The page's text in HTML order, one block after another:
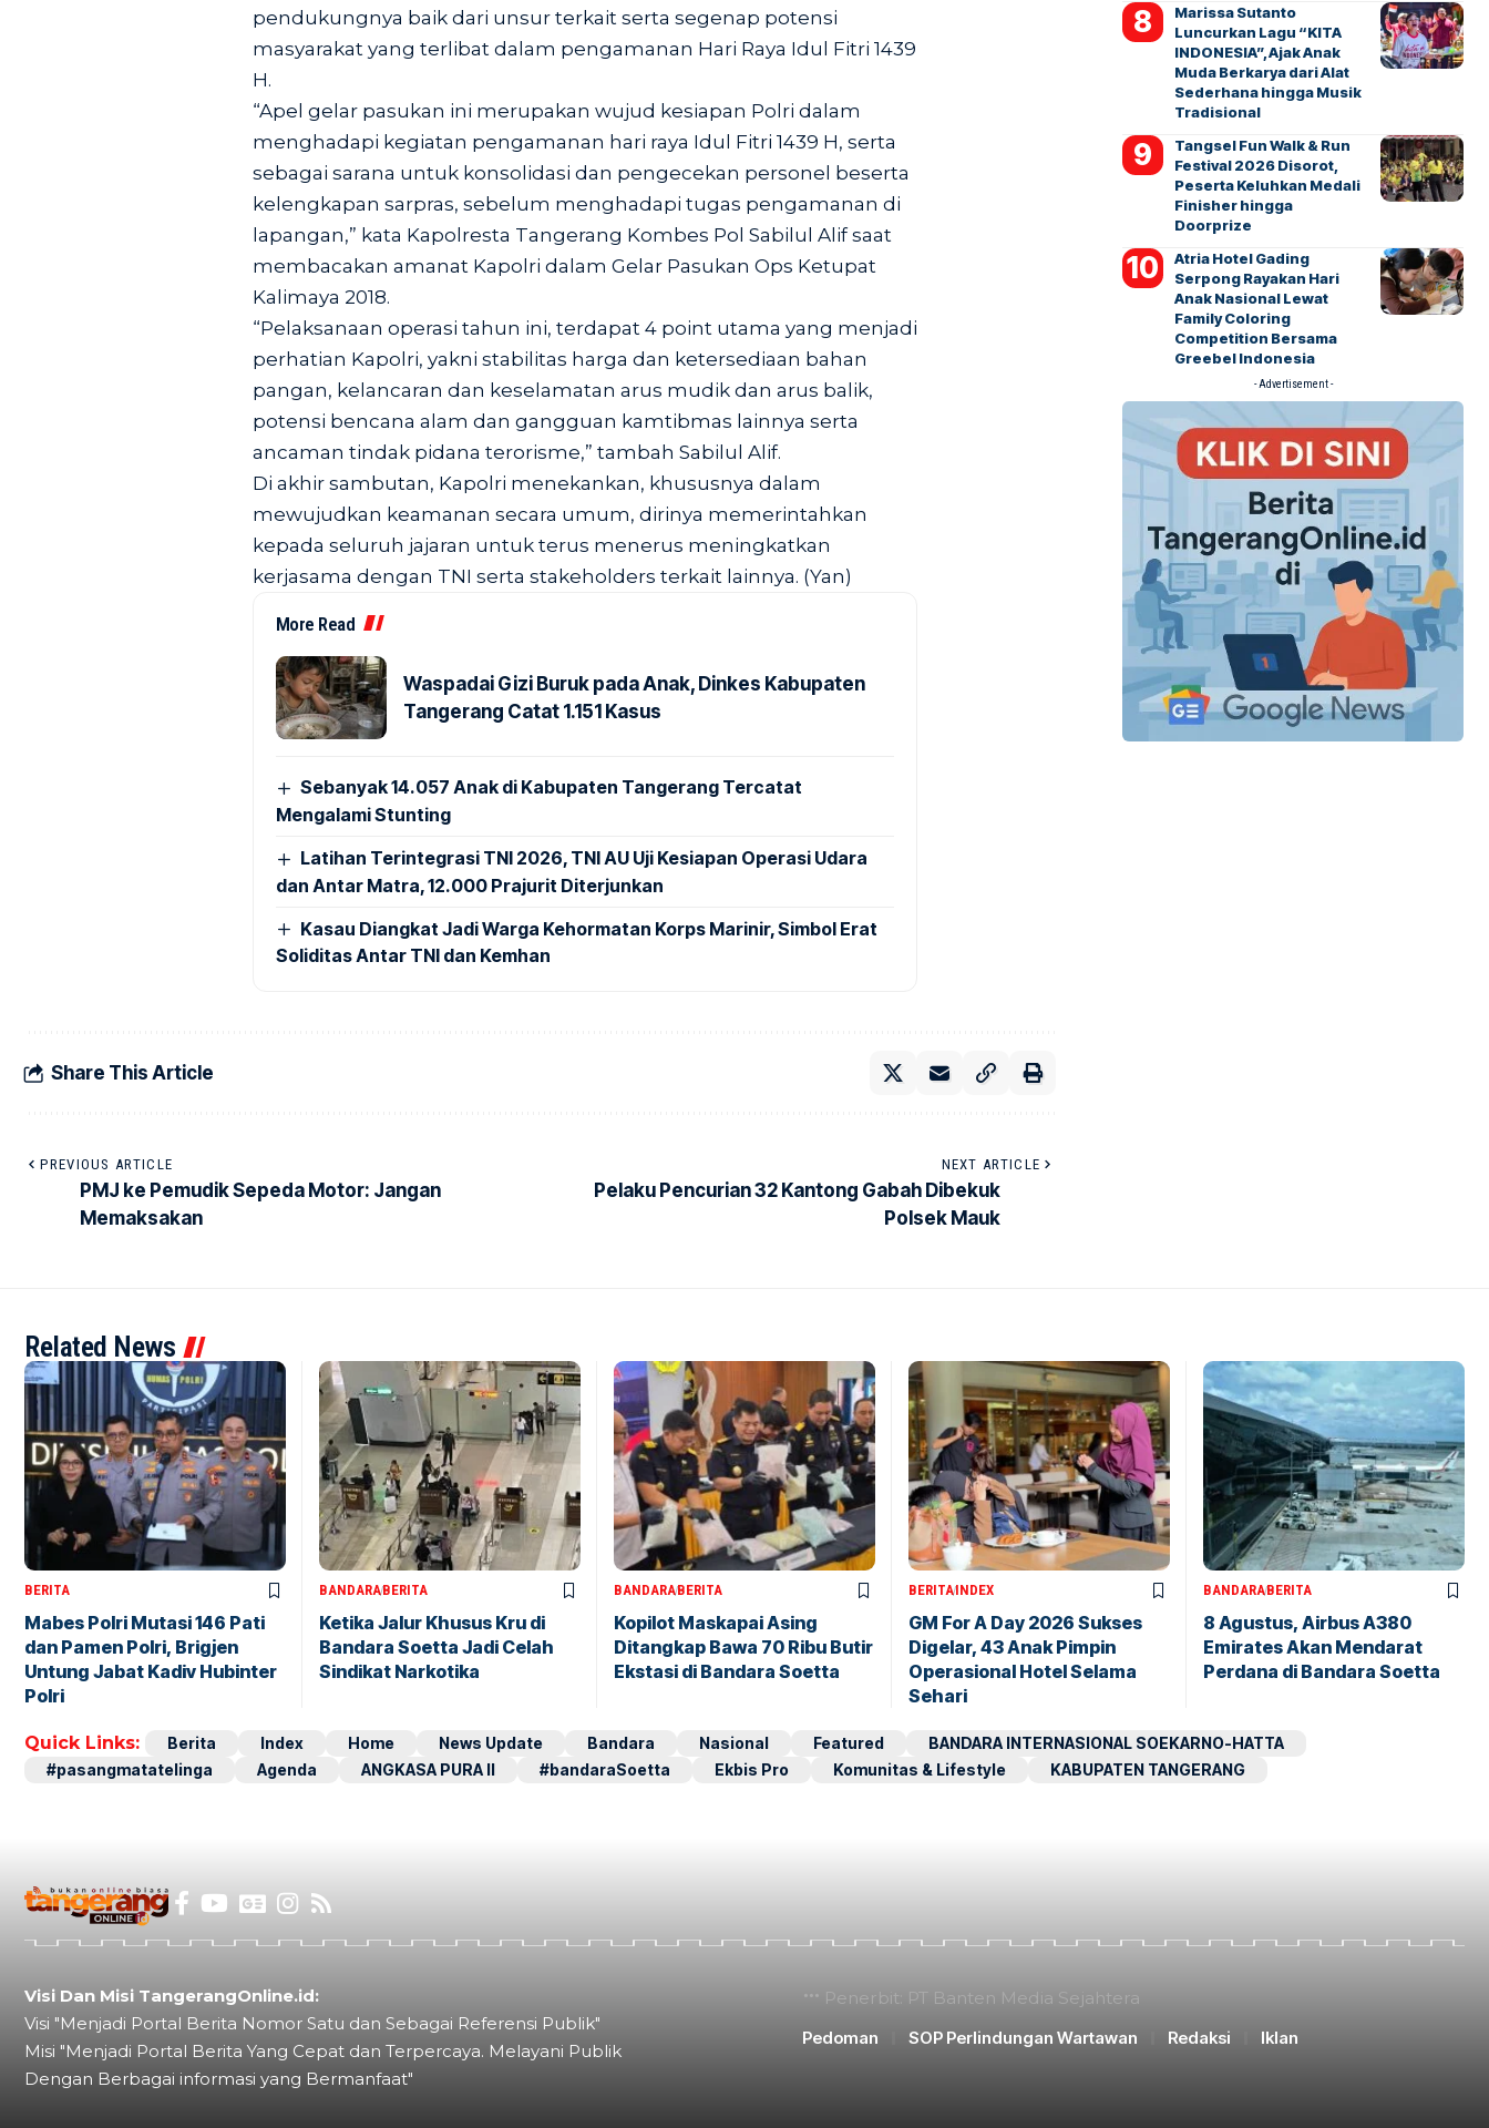
pendukungnya baik dari unsur terkait serta segenap potensi
masyarakat yang terlibat dalam pengamanan Hari Raya Idul Fitri 1439
H.
“Apel gelar pasukan ini merupakan wujud kesiapan Polri dalam
menghadapi kegiatan pengamanan hari raya Idul Fitri 1439 H, serta
sebagai sarana untuk konsolidasi dan pengecekan personel beserta
kelengkapan sarpras, sebelum menghadapi tugas pengamanan di
lapangan,” kata Kapolresta Tangerang Kombes Pol Sabilul Alif saat
membacakan amanat Kapolri dalam Gelar Pasukan Ops Ketupat
Kalimaya 2018.
“Pelaksanaan operasi tahun ini, terdapat 4 point utama yang menjadi
perhatian Kapolri, yakni stabilitas harga dan ketersediaan bahan
pangan, kelancaran dan keselamatan arus mudik dan arus balik,
potensi bencana alam dan gangguan kamtibmas lainnya serta
ancaman tindak pidana terorisme,” tambah Sabilul Alif.
Di akhir sambutan, Kapolri menekankan, khususnya dalam
mewujudkan keamanan secara umum, dirinya memerintahkan
kepada seluruh jajaran untuk terus menerus meningkatkan
kerjasama dengan TNI serta stakeholders terkait lainnya. (Yan)
More Read
Waspadai Gizi Buruk pada Anak, Dinkes Kabupaten
Tangerang Catat 1.151 Kasus
Sebanyak 14.057 Anak di Kabupaten Tangerang Tercatat
Mengalami Stunting
Latihan Terintegrasi TNI 2026, TNI AU Uji Kesiapan Operasi Udara
dan Antar Matra, 12.000 Prajurit Diterjunkan
Kasau Diangkat Jadi Warga Kehormatan Korps Marinir, Simbol Erat
Soliditas Antar TNI dan Kemhan
Share This Article
PREVIOUS ARTICLE
PMJ ke Pemudik Sepeda Motor: Jangan
Memaksakan
NEXT ARTICLE
Pelaku Pencurian 32 Kantong Gabah Dibekuk
Polsek Mauk
Marissa Sutanto
Luncurkan Lagu “KITA
INDONESIA”, Ajak Anak
Muda Berkarya dari Alat
Sederhana hingga Musik
Tradisional
Tangsel Fun Walk & Run
Festival 2026 Disorot,
Peserta Keluhkan Medali
Finisher hingga
Doorprize
Atria Hotel Gading
Serpong Rayakan Hari
Anak Nasional Lewat
Family Coloring
Competition Bersama
Greebel Indonesia
- Advertisement -
Related News
BERITA
Mabes Polri Mutasi 146 Pati
dan Pamen Polri, Brigjen
Untung Jabat Kadiv Hubinter
Polri
BANDARABERITA
Ketika Jalur Khusus Kru di
Bandara Soetta Jadi Celah
Sindikat Narkotika
BANDARABERITA
Kopilot Maskapai Asing
Ditangkap Bawa 70 Ribu Butir
Ekstasi di Bandara Soetta
BERITAINDEX
GM For A Day 2026 Sukses
Digelar, 43 Anak Pimpin
Operasional Hotel Selama
Sehari
BANDARABERITA
8 Agustus, Airbus A380
Emirates Akan Mendarat
Perdana di Bandara Soetta
Quick Links: Berita Index Home News Update Bandara Nasional Featured
BANDARA INTERNASIONAL SOEKARNO-HATTA
#pasangmatatelinga
Agenda ANGKASA PURA II #bandaraSoetta Ekbis Pro Komunitas & Lifestyle KABUPATEN TANGERANG
Visi Dan Misi TangerangOnline.id:
Visi "Menjadi Portal Berita Nomor Satu dan Sebagai Referensi Publik"
Misi "Menjadi Portal Berita Yang Cepat dan Terpercaya. Melayani Publik
Dengan Berbagai informasi yang Bermanfaat"
Penerbit: PT Banten Media Sejahtera
Pedoman
SOP Perlindungan Wartawan Redaksi Iklan